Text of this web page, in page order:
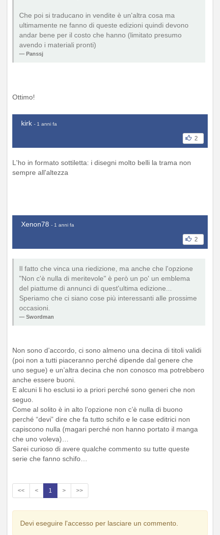
Che poi si traducano in vendite è un'altra cosa ma
ultimamente ne fanno di queste edizioni quindi devono
andar bene per il costo che hanno (limitato presumo
avendo i materiali pronti)
Panssj
Ottimo!
kirk - 1 anni fa
2
L'ho in formato sottiletta: i disegni molto belli la trama non
sempre all'altezza
Xenon78 - 1 anni fa
2
Il fatto che vinca una riedizione, ma anche che l'opzione
"Non c'è nulla di meritevole" è però un po' un emblema
del piattume di annunci di quest'ultima edizione...
Speriamo che ci siano cose più interessanti alle prossime
occasioni.
Swordman
Non sono d’accordo, ci sono almeno una decina di titoli validi
(poi non a tutti piaceranno perché dipende dal genere che
uno segue) e un’altra decina che non conosco ma potrebbero
anche essere buoni.
E alcuni li ho esclusi io a priori perché sono generi che non
seguo.
Come al solito è in alto l’opzione non c’è nulla di buono
perché “devi” dire che fa tutto schifo e le case editrici non
capiscono nulla (magari perché non hanno portato il manga
che uno voleva)…
Sarei curioso di avere qualche commento su tutte queste
serie che fanno schifo…
<< < 1 > >>
Devi eseguire l'accesso per lasciare un commento.